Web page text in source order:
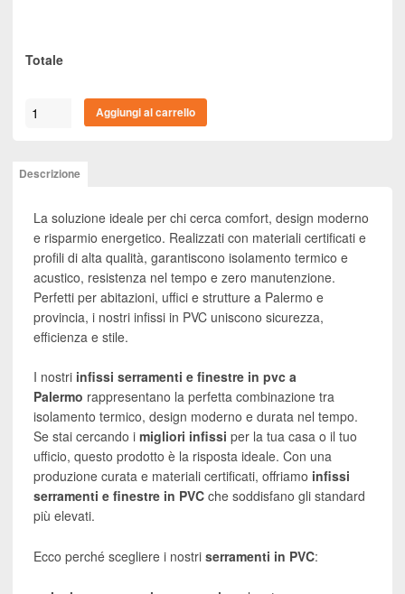
Totale
Infissi
Serramenti
Finestre
quantità
Aggiungi al carrello
Descrizione
La soluzione ideale per chi cerca comfort, design moderno
e risparmio energetico. Realizzati con materiali certificati e
profili di alta qualità, garantiscono isolamento termico e
acustico, resistenza nel tempo e zero manutenzione.
Perfetti per abitazioni, uffici e strutture a Palermo e
provincia, i nostri infissi in PVC uniscono sicurezza,
efficienza e stile.
I nostri infissi serramenti e finestre in pvc a
Palermo rappresentano la perfetta combinazione tra
isolamento termico, design moderno e durata nel tempo.
Se stai cercando i migliori infissi per la tua casa o il tuo
ufficio, questo prodotto è la risposta ideale. Con una
produzione curata e materiali certificati, offriamo infissi
serramenti e finestre in PVCche soddisfano gli standard
più elevati.
Ecco perché scegliere i nostri serramenti in PVC: